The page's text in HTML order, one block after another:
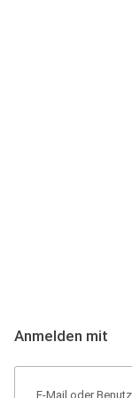
Anmelden mit